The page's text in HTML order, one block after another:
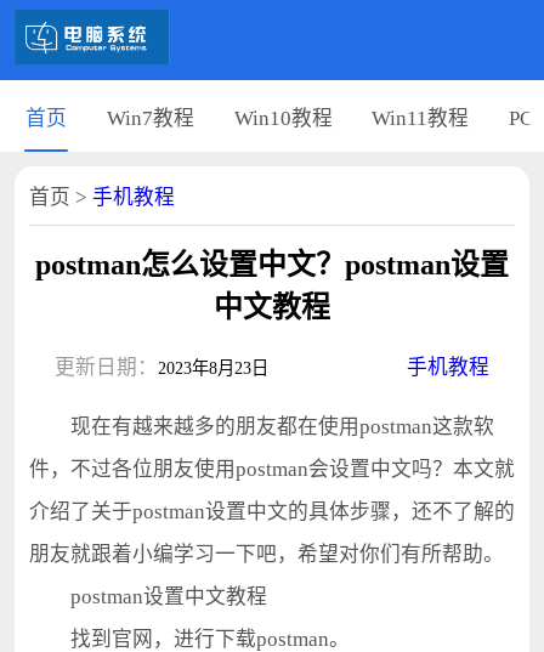
首页 Win7教程 Win10教程 Win11教程 PC
首页 > 手机教程
postman怎么设置中文？postman设置
中文教程
更新日期： 2023年8月23日 手机教程
现在有越来越多的朋友都在使用postman这款软
件，不过各位朋友使用postman会设置中文吗？本文就
介绍了关于postman设置中文的具体步骤，还不了解的
朋友就跟着小编学习一下吧，希望对你们有所帮助。
postman设置中文教程
找到官网，进行下载postman。